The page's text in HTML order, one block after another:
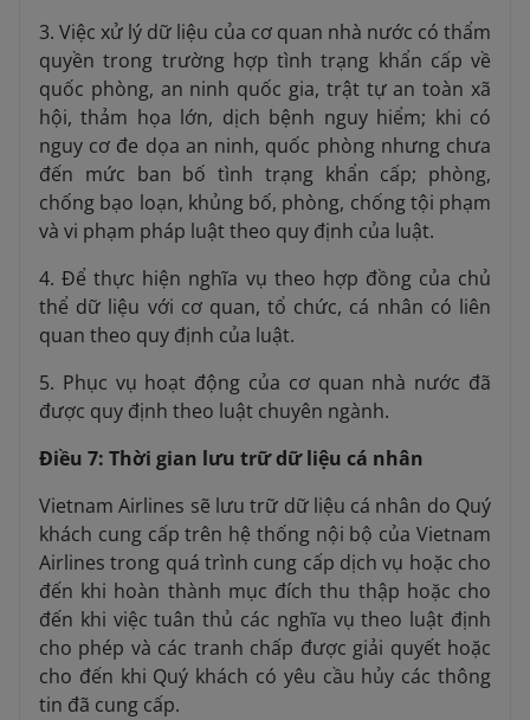
3. Việc xử lý dữ liệu của cơ quan nhà nước có thẩm
quyền trong trường hợp tình trạng khẩn cấp về
quốc phòng, an ninh quốc gia, trật tự an toàn xã
hội, thảm họa lớn, dịch bệnh nguy hiểm; khi có
nguy cơ đe dọa an ninh, quốc phòng nhưng chưa
đến mức ban bố tình trạng khẩn cấp; phòng,
chống bạo loạn, khủng bố, phòng, chống tội phạm
và vi phạm pháp luật theo quy định của luật.
4. Để thực hiện nghĩa vụ theo hợp đồng của chủ
thể dữ liệu với cơ quan, tổ chức, cá nhân có liên
quan theo quy định của luật.
5. Phục vụ hoạt động của cơ quan nhà nước đã
được quy định theo luật chuyên ngành.
Điều 7: Thời gian lưu trữ dữ liệu cá nhân
Vietnam Airlines sẽ lưu trữ dữ liệu cá nhân do Quý
khách cung cấp trên hệ thống nội bộ của Vietnam
Airlines trong quá trình cung cấp dịch vụ hoặc cho
đến khi hoàn thành mục đích thu thập hoặc cho
đến khi việc tuân thủ các nghĩa vụ theo luật định
cho phép và các tranh chấp được giải quyết hoặc
cho đến khi Quý khách có yêu cầu hủy các thông
tin đã cung cấp.